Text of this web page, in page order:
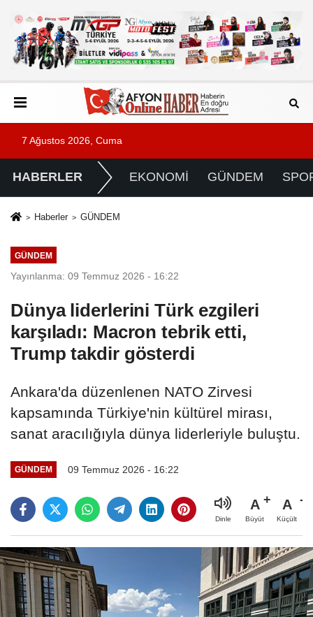
7 Ağustos 2026, Cuma
HABERLER EKONOMİ GÜNDEM
Haberler GÜNDEM
GÜNDEM
Yayınlanma: 09 Temmuz 2026 - 16:22
Dünya liderlerini Türk ezgileri
karşıladı: Macron tebrik etti,
Trump takdir gösterdi
Ankara'da düzenlenen NATO Zirvesi
kapsamında Türkiye'nin kültürel mirası,
sanat aracılığıyla dünya liderleriyle buluştu.
GÜNDEM 09 Temmuz 2026 - 16:22
Dinle
A
Büyüt
A
Küçült